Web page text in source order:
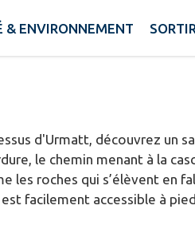
& ENVIRONNEMENT
d'Urmatt, découvrez un
le chemin menant à la
les roches qui s’élèvent en
est facilement accessible à